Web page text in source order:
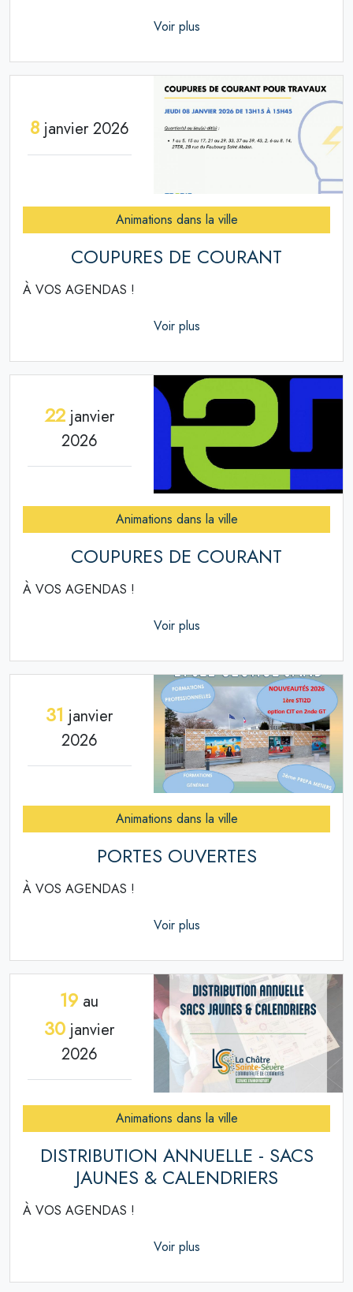
Voir plus
8janvier 2026
Animations dans la ville
COUPURES DE COURANT
À VOS AGENDAS !
Voir plus
22janvier
2026
Animations dans la ville
COUPURES DE COURANT
À VOS AGENDAS !
Voir plus
31 janvier
2026
Animations dans la ville
PORTES OUVERTES
À VOS AGENDAS !
Voir plus
19 au
30 janvier
2026
Animations dans la ville
DISTRIBUTION ANNUELLE - SACS
JAUNES & CALENDRIERS
À VOS AGENDAS !
Voir plus